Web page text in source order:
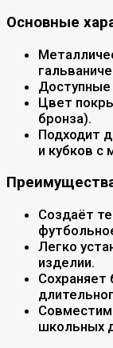
Основные
Цвет
бронза).
Подходит
и кубков
Создаёт
Легко
изделии.
Сохраняет
школьных